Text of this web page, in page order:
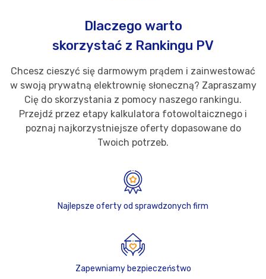
Dlaczego warto
skorzystać z Rankingu PV
Chcesz cieszyć się darmowym prądem i zainwestować
w swoją prywatną elektrownię słoneczną? Zapraszamy
Cię do skorzystania z pomocy naszego rankingu.
Przejdź przez etapy kalkulatora fotowoltaicznego i
poznaj najkorzystniejsze oferty dopasowane do
Twoich potrzeb.
Najlepsze oferty od sprawdzonych firm
Zapewniamy bezpieczeństwo